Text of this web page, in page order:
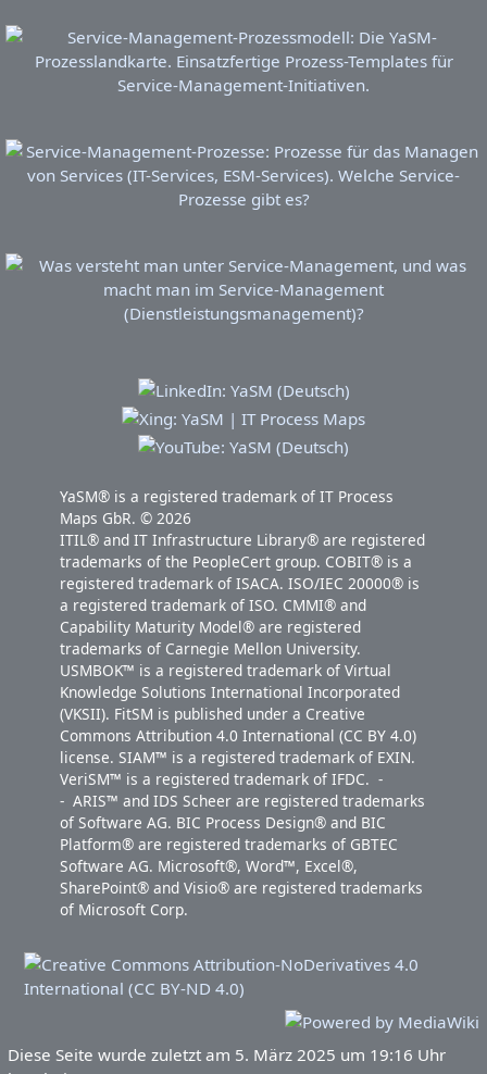
YaSM® is a registered trademark of IT Process
Maps GbR. © 2026
ITIL® and IT Infrastructure Library® are registered
trademarks of the PeopleCert group. COBIT® is a
registered trademark of ISACA. ISO/IEC 20000® is
a registered trademark of ISO. CMMI® and
Capability Maturity Model® are registered
trademarks of Carnegie Mellon University.
USMBOK™ is a registered trademark of Virtual
Knowledge Solutions International Incorporated
(VKSII). FitSM is published under a Creative
Commons Attribution 4.0 International (CC BY 4.0)
license. SIAM™ is a registered trademark of EXIN.
VeriSM™ is a registered trademark of IFDC. -
- ARIS™ and IDS Scheer are registered trademarks
of Software AG. BIC Process Design® and BIC
Platform® are registered trademarks of GBTEC
Software AG. Microsoft®, Word™, Excel®,
SharePoint® and Visio® are registered trademarks
of Microsoft Corp.
Diese Seite wurde zuletzt am 5. März 2025 um 19:16 Uhr